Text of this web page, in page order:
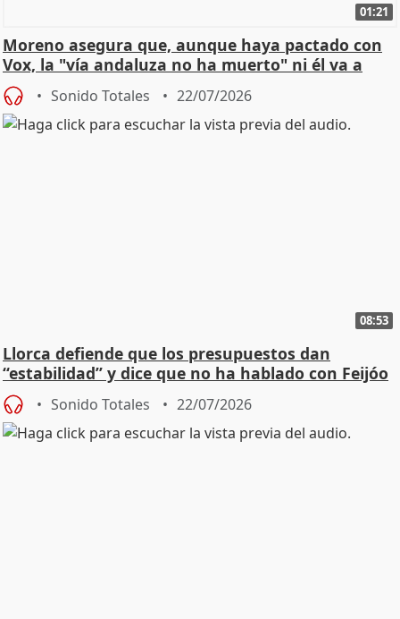
01:21
Moreno asegura que, aunque haya pactado con
Vox, la "vía andaluza no ha muerto" ni él va a
"cambiar"
Sonido Totales 22/07/2026
08:53
Llorca defiende que los presupuestos dan
“estabilidad” y dice que no ha hablado con Feijóo
Sonido Totales 22/07/2026